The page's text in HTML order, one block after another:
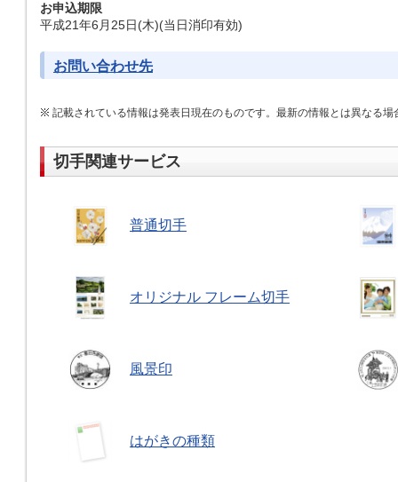
お申込期限
平成21年6月25日(木)(当日消印有効)
お問い合わせ先
記載されている情報は発表日現在のものです。最新の情報とは異なる
切手関連サービス
普通切手
オリジナル フレーム切手
風景印
はがきの種類